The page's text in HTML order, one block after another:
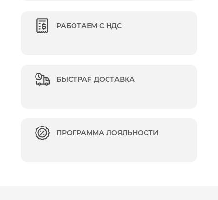
РАБОТАЕМ С НДС
БЫСТРАЯ ДОСТАВКА
ПРОГРАММА ЛОЯЛЬНОСТИ